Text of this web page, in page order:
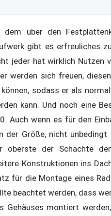
dem über den
gibt es erfreuliches
jeder hat wirklich Nutzen
werden sich freuen,
sodass er als
kann. Und noch eine
Auch wenn es für den
der Größe, nicht
oberste der Schächte
Konstruktionen ins
für die Montage eines
beachtet werden, dass
Gehäuses montiert